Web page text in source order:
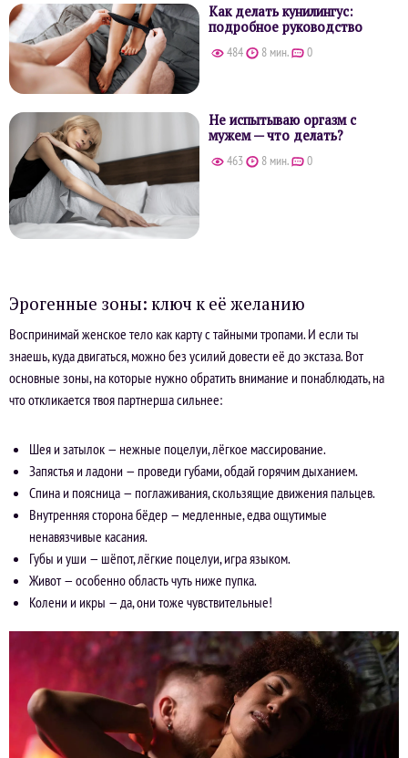
Как делать кунилингус:
подробное руководство
484 8 мин. 0
Не испытываю оргазм с
мужем — что делать?
463 8 мин. 0
Эрогенные зоны: ключ к её желанию
Воспринимай женское тело как карту с тайными тропами. И если ты
знаешь, куда двигаться, можно без усилий довести её до экстаза. Вот
основные зоны, на которые нужно обратить внимание и понаблюдать, на
что откликается твоя партнерша сильнее:
Шея и затылок — нежные поцелуи, лёгкое массирование.
Запястья и ладони — проведи губами, обдай горячим дыханием.
Спина и поясница — поглаживания, скользящие движения пальцев.
Внутренняя сторона бёдер — медленные, едва ощутимые
ненавязчивые касания.
Губы и уши — шёпот, лёгкие поцелуи, игра языком.
Живот — особенно область чуть ниже пупка.
Колени и икры — да, они тоже чувствительные!